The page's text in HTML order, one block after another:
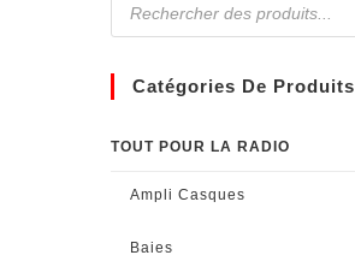
Catégories De Produits
TOUT POUR LA RADIO
Ampli Casques
Baies